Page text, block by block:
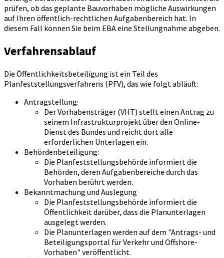
prüfen, ob das geplante Bauvorhaben mögliche Auswirkungen
auf Ihren öffentlich-rechtlichen Aufgabenbereich hat. In
diesem Fall können Sie beim EBA eine Stellungnahme abgeben.
Verfahrensablauf
Die Öffentlichkeitsbeteiligung ist ein Teil des
Planfeststellungsverfahrens (PFV), das wie folgt abläuft:
Antragstellung:
Der Vorhabensträger (VHT) stellt einen Antrag zu
seinem Infrastrukturprojekt über den Online-
Dienst des Bundes und reicht dort alle
erforderlichen Unterlagen ein.
Behördenbeteiligung:
Die Planfeststellungsbehörde informiert die
Behörden, deren Aufgabenbereiche durch das
Vorhaben berührt werden.
Bekanntmachung und Auslegung
Die Planfeststellungsbehörde informiert die
Öffentlichkeit darüber, dass die Planunterlagen
ausgelegt werden.
Die Planunterlagen werden auf dem "Antrags- und
Beteiligungsportal für Verkehr und Offshore-
Vorhaben" veröffentlicht.